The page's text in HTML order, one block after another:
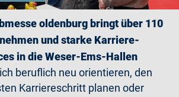
oldenburg bringt über 110
und starke Karriere-
in die Weser-Ems-Hallen
beruflich neu orientieren, den
Karriereschritt planen oder